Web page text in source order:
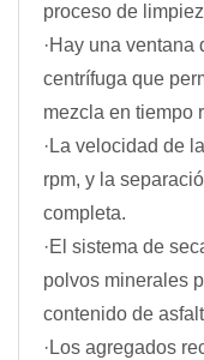
proceso de
·Hay una
centrífuga que
mezcla en tiempo
·La velocidad de
rpm, y la
completa.
·El sistema de
polvos minerales
contenido de
·Los agregados